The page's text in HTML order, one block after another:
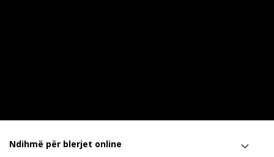
Ndihmë për blerjet online